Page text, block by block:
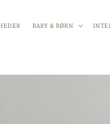
BABY & BØRN